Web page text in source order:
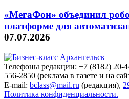
«МегаФон» объединил
платформе для
07.07.2026
Телефоны редакции: +7 (8182) 20-
556-2850 (реклама в газете и на
E-mail: bclass@mail.ru (редакция),
Политика конфиденциальности.